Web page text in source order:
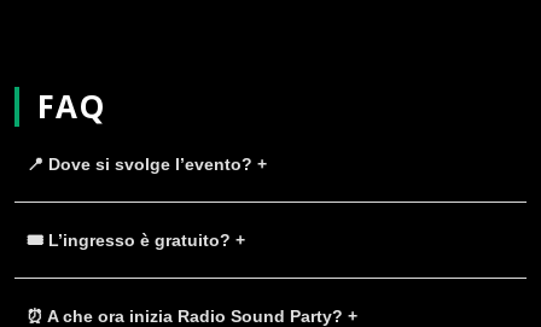
FAQ
📍 Dove si svolge l’evento? +
🎟️ L’ingresso è gratuito? +
⏰ A che ora inizia Radio Sound Party? +